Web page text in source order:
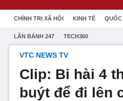
CHÍNH TRỊ XÃ HỘI KINH TẾ QUỐC
LĂN BÁNH 247 TECH360
VTC NEWS TV
Clip: Bi hài 4
buýt để đi lên